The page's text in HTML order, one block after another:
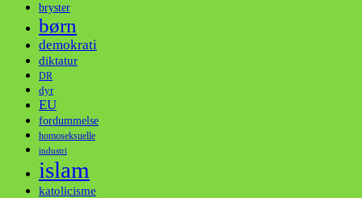
bryster
børn
demokrati
diktatur
DR
dyr
EU
fordummelse
homoseksuelle
industri
islam
katolicisme